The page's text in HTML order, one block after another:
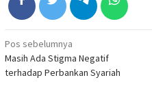
Navigasi
pos
Pos sebelumnya
Masih Ada Stigma Negatif
terhadap Perbankan Syariah